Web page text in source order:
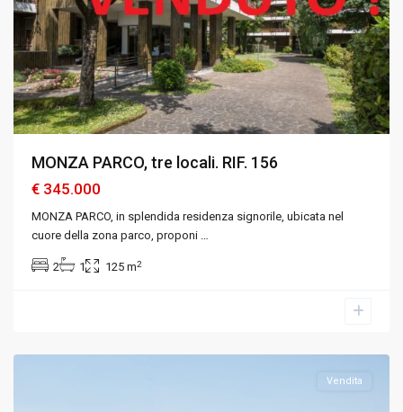
MONZA PARCO, tre locali. RIF. 156
€ 345.000
MONZA PARCO, in splendida residenza signorile, ubicata nel
cuore della zona parco, proponi …
2 1 125 m2
Monza,
Vendita